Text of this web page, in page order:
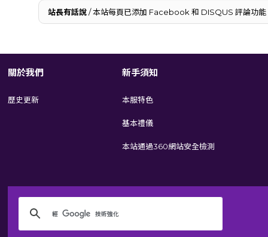
站長有話說/ 本站每頁已添加 Facebook 和 DISQUS 評論功能
關於我們 新手須知
歷史更新 本服特色
基本禮儀
本站通過360網站安全檢測